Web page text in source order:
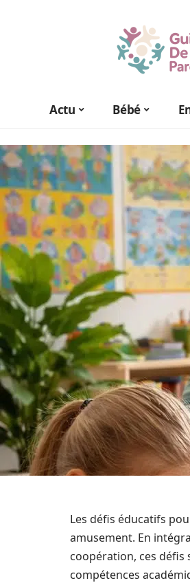
Actu Bébé
Les défis éducatifs
amusement. En
coopération, ces défis
compétences